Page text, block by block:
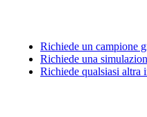
Richiede un campione
Richiede una
Richiede qualsiasi altra